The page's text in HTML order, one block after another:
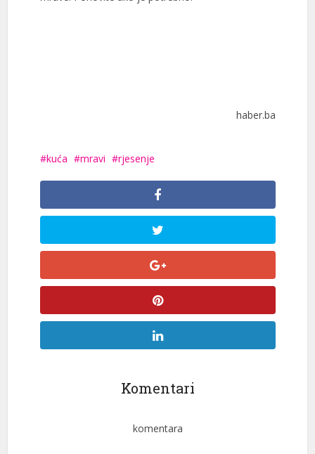
haber.ba
kuća mravi rjesenje
Komentari
komentara